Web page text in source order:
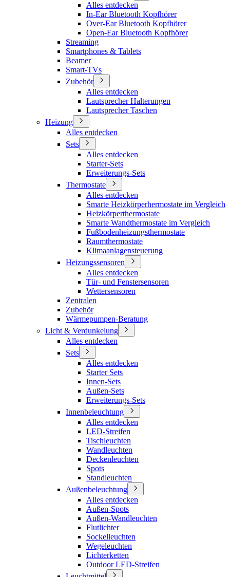
Alles entdecken
In-Ear Bluetooth Kopfhörer
Over-Ear Bluetooth Kopfhörer
Open-Ear Bluetooth Kopfhörer
Streaming
Smartphones & Tablets
Beamer
Smart-TVs
Zubehör
Alles entdecken
Lautsprecher Halterungen
Lautsprecher Taschen
Heizung
Alles entdecken
Sets
Alles entdecken
Starter-Sets
Erweiterungs-Sets
Thermostate
Alles entdecken
Smarte Heizkörperhermostate im Vergleich
Heizkörperthermostate
Smarte Wandthermostate im Vergleich
Fußbodenheizungsthermostate
Raumthermostate
Klimaanlagensteuerung
Heizungssensoren
Alles entdecken
Tür- und Fenstersensoren
Wettersensoren
Zentralen
Zubehör
Wärmepumpen-Beratung
Licht & Verdunkelung
Alles entdecken
Sets
Alles entdecken
Starter Sets
Innen-Sets
Außen-Sets
Erweiterungs-Sets
Innenbeleuchtung
Alles entdecken
LED-Streifen
Tischleuchten
Wandleuchten
Deckenleuchten
Spots
Standleuchten
Außenbeleuchtung
Alles entdecken
Außen-Spots
Außen-Wandleuchten
Flutlichter
Sockelleuchten
Wegeleuchten
Lichterketten
Outdoor LED-Streifen